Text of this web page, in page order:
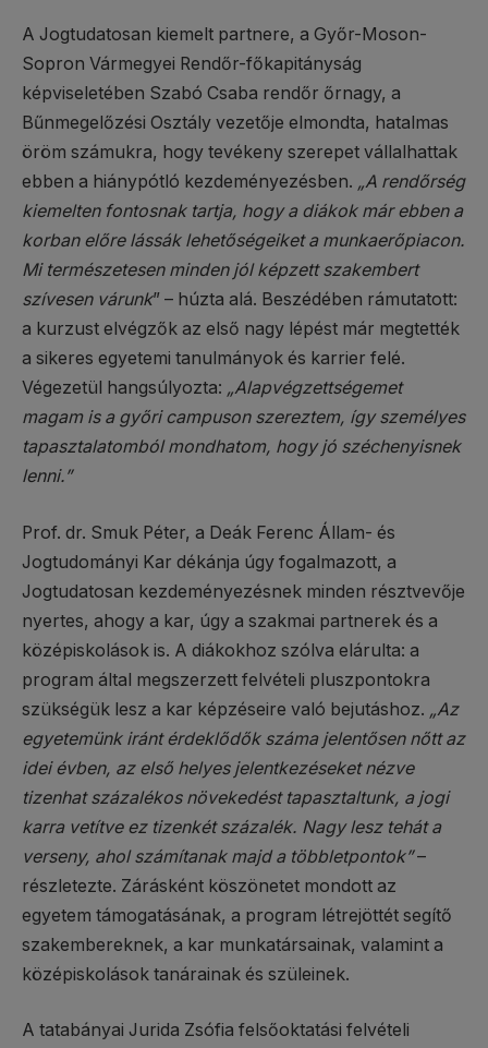
A Jogtudatosan kiemelt partnere, a Győr-Moson-
Sopron Vármegyei Rendőr-főkapitányság
képviseletében Szabó Csaba rendőr őrnagy, a
Bűnmegelőzési Osztály vezetője elmondta, hatalmas
öröm számukra, hogy tevékeny szerepet vállalhattak
ebben a hiánypótló kezdeményezésben. „A rendőrség
kiemelten fontosnak tartja, hogy a diákok már ebben a
korban előre lássák lehetőségeiket a munkaerőpiacon.
Mi természetesen minden jól képzett szakembert
szívesen várunk” – húzta alá. Beszédében rámutatott:
a kurzust elvégzők az első nagy lépést már megtették
a sikeres egyetemi tanulmányok és karrier felé.
Végezetül hangsúlyozta: „Alapvégzettségemet
magam is a győri campuson szereztem, így személyes
tapasztalatomból mondhatom, hogy jó széchenyisnek
lenni.”
Prof. dr. Smuk Péter, a Deák Ferenc Állam- és
Jogtudományi Kar dékánja úgy fogalmazott, a
Jogtudatosan kezdeményezésnek minden résztvevője
nyertes, ahogy a kar, úgy a szakmai partnerek és a
középiskolások is. A diákokhoz szólva elárulta: a
program által megszerzett felvételi pluszpontokra
szükségük lesz a kar képzéseire való bejutáshoz. „Az
egyetemünk iránt érdeklődők száma jelentősen nőtt az
idei évben, az első helyes jelentkezéseket nézve
tizenhat százalékos növekedést tapasztaltunk, a jogi
karra vetítve ez tizenkét százalék. Nagy lesz tehát a
verseny, ahol számítanak majd a többletpontok”–
részletezte. Zárásként köszönetet mondott az
egyetem támogatásának, a program létrejöttét segítő
szakembereknek, a kar munkatársainak, valamint a
középiskolások tanárainak és szüleinek.
A tatabányai Jurida Zsófia felsőoktatási felvételi